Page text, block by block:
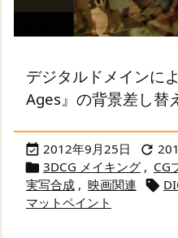
デジタルドメインに
Ages』の背景差し替
 2012年9月25日 
 3DCG メイキング , CG
実写合成 , 映画関連 
マットペイント